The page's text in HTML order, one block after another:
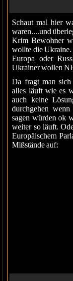
Schaut mal hier
waren....und
Krim Bewohner
wollte die Ukraine.
Europa oder
Ukrainer wollen
Da fragt man
alles läuft wie es
auch keine
durchgehen
sagen würden ok
weiter so läuft.
Europäischem
Mißstände auf: